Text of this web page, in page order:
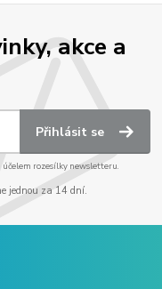
akce a
Přihlásit se
rozesílky newsletteru.
jednou za 14 dní.